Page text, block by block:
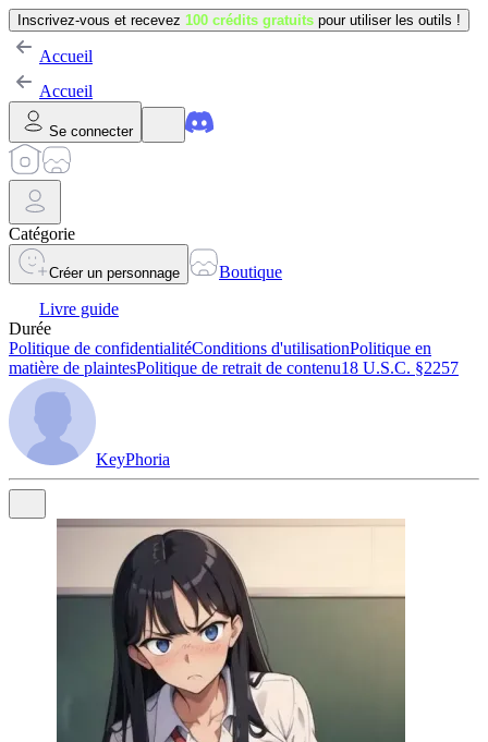
Inscrivez-vous et recevez 100 crédits gratuits pour utiliser les outils !
Accueil
Accueil
Se connecter
Catégorie
Créer un personnage
Boutique
Livre guide
Durée
Politique de confidentialitéConditions d'utilisationPolitique en
matière de plaintesPolitique de retrait de contenu18 U.S.C. §2257
KeyPhoria